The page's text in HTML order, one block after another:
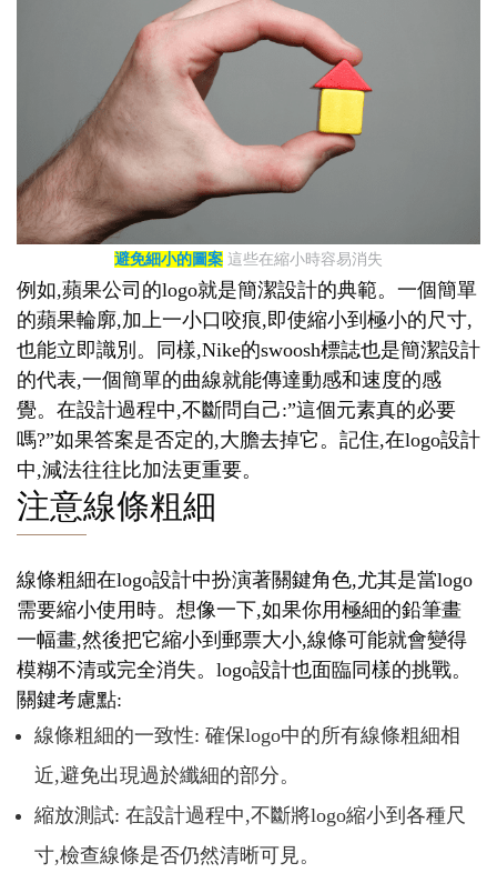
避免細小的圖案 這些在縮小時容易消失
例如,蘋果公司的logo就是簡潔設計的典範。一個簡單
的蘋果輪廓,加上一小口咬痕,即使縮小到極小的尺寸,
也能立即識別。同樣,Nike的swoosh標誌也是簡潔設計
的代表,一個簡單的曲線就能傳達動感和速度的感
覺。在設計過程中,不斷問自己:”這個元素真的必要
嗎?”如果答案是否定的,大膽去掉它。記住,在logo設計
中,減法往往比加法更重要。
注意線條粗細
線條粗細在logo設計中扮演著關鍵角色,尤其是當logo
需要縮小使用時。想像一下,如果你用極細的鉛筆畫
一幅畫,然後把它縮小到郵票大小,線條可能就會變得
模糊不清或完全消失。logo設計也面臨同樣的挑戰。
關鍵考慮點:
線條粗細的一致性: 確保logo中的所有線條粗細相
近,避免出現過於纖細的部分。
縮放測試: 在設計過程中,不斷將logo縮小到各種尺
寸,檢查線條是否仍然清晰可見。